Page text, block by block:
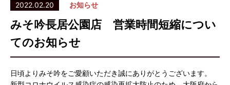
2022.02.20 お知らせ
みそ吟長居公園店 営業時間短縮につい
てのお知らせ
日頃よりみそ吟をご愛顧いただき誠にありがとうございます。